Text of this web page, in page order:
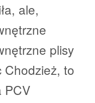
ale,
plisy
Chodzież, to
PCV